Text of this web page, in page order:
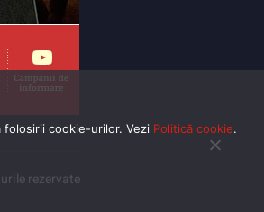
rezervate
cookie-urilor. Vezi Politică cookie.